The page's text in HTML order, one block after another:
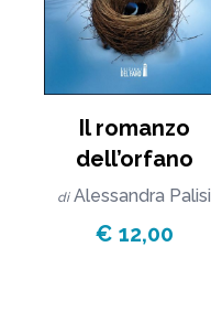
Il romanzo
dell’orfano
di Alessandra Palisi
€ 12,00